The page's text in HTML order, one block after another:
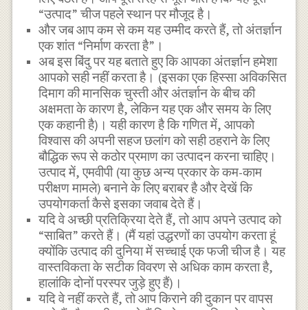
“उत्पाद” चीज पहले स्थान पर मौजूद है।
और जब आप कम से कम यह उम्मीद करते हैं, तो अंतर्ज्ञान
एक शांत “निर्माण करता है”।
अब इस बिंदु पर यह बताते हुए कि आपका अंतर्ज्ञान हमेशा
आपको सही नहीं करता है। (इसका एक हिस्सा अविकसित
दिमाग की मानसिक चुस्ती और अंतर्ज्ञान के बीच की
अक्षमता के कारण है, लेकिन यह एक और समय के लिए
एक कहानी है)। यही कारण है कि गणित में, आपको
विश्वास की अपनी सहज छलांग को सही ठहराने के लिए
बौद्धिक रूप से कठोर प्रमाण का उत्पादन करना चाहिए।
उत्पाद में, एमवीपी (या कुछ अन्य प्रकार के कम-काम
परीक्षण मामले) बनाने के लिए बराबर है और देखें कि
उपयोगकर्ता कैसे इसका जवाब देते हैं।
यदि वे अच्छी प्रतिक्रिया देते हैं, तो आप अपने उत्पाद को
“साबित” करते हैं। (मैं यहां उद्धरणों का उपयोग करता हूं
क्योंकि उत्पाद की दुनिया में सच्चाई एक फजी चीज है। यह
वास्तविकता के सटीक विवरण से अधिक काम करता है,
हालांकि दोनों परस्पर जुड़े हुए हैं)।
यदि वे नहीं करते हैं, तो आप किराने की दुकान पर वापस